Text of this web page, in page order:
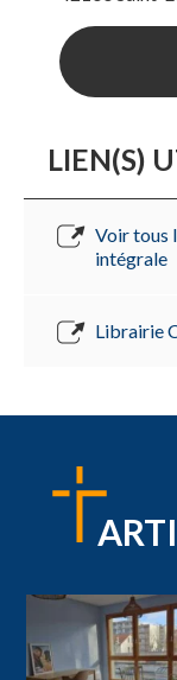
LIEN(S)
Voir tous
intégrale
Librairie